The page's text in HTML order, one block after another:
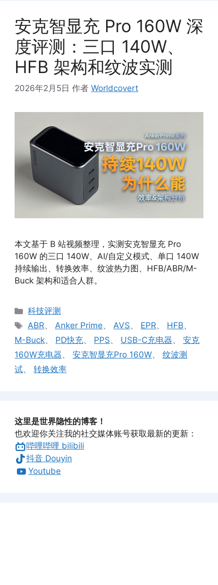
安克智显充 Pro 160W 深
度评测：三口 140W、
HFB 架构和纹波实测
2026年2月5日 作者 Worldcovert
本文基于 B 站视频整理，实测安克智显充 Pro
160W 的三口 140W、AI/自定义模式、单口 140W
持续输出、转换效率、纹波热力图、HFB/ABR/M-
Buck 架构和适合人群。
分
类
科技评测
标
签
ABR、Anker Prime、AVS、 EPR、 HFB、
M-Buck、 PD快充、 PPS、 USB-C充电器、 安克
160W充电器、 安克智显充Pro 160W、 纹波测
试、 转换效率
这里是世界隐性的博客！
也欢迎你关注我的社交媒体账号获取最新的更新：
哔哩哔哩 bilibili
抖音 Douyin
Youtube